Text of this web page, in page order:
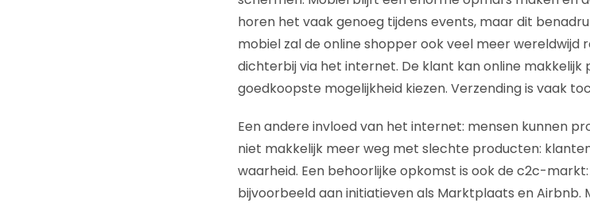
horen het vaak genoeg tijdens events, maar dit
mobiel zal de online shopper ook veel meer wereldwijd
dichterbij via het internet. De klant kan online makkelijk
goedkoopste mogelijkheid kiezen. Verzending is vaak
Een andere invloed van het internet: mensen kunnen
niet makkelijk meer weg met slechte producten:
waarheid. Een behoorlijke opkomst is ook de c2c-markt:
bijvoorbeeld aan initiatieven als Marktplaats en Airbnb.